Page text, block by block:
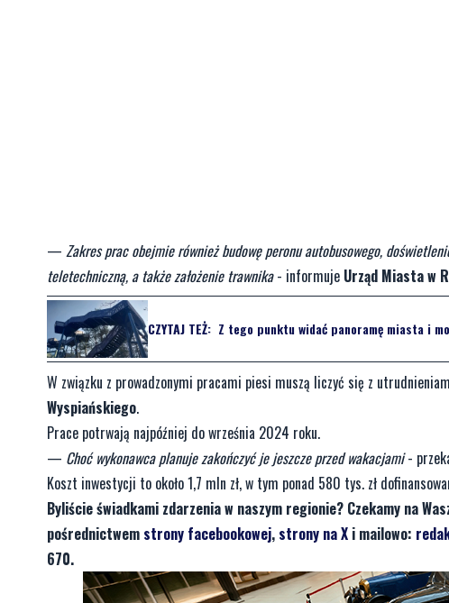
— Zakres prac obejmie również budowę peronu autobusowego,
teletechniczną, a także założenie trawnika- informuje Urząd Miasta w
CZYTAJ TEŻ: Z tego punktu widać panoramę miasta i
W związku z prowadzonymi pracami piesi muszą liczyć się z
Wyspiańskiego.
Prace potrwają najpóźniej do września 2024 roku.
— Choć wykonawca planuje zakończyć je jeszcze przed wakacjami-
Koszt inwestycji to około 1,7 mln zł, w tym ponad 580 tys. zł
Byliście świadkami zdarzenia w naszym regionie? Czekamy na
pośrednictwem strony facebookowej, strony na X i mailowo:
670.